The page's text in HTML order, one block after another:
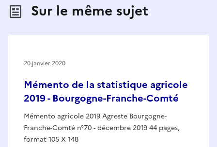
Sur le même sujet
Mémento de la statistique agricole
2019 - Bourgogne-Franche-Comté
Mémento agricole 2019 Agreste Bourgogne-
Franche-Comté n°70 - décembre 2019 44 pages,
format 105 X 148
20 janvier 2020